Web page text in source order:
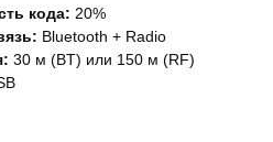
кода: 20%
Bluetooth + Radio
30 м (BT) или 150 м (RF)